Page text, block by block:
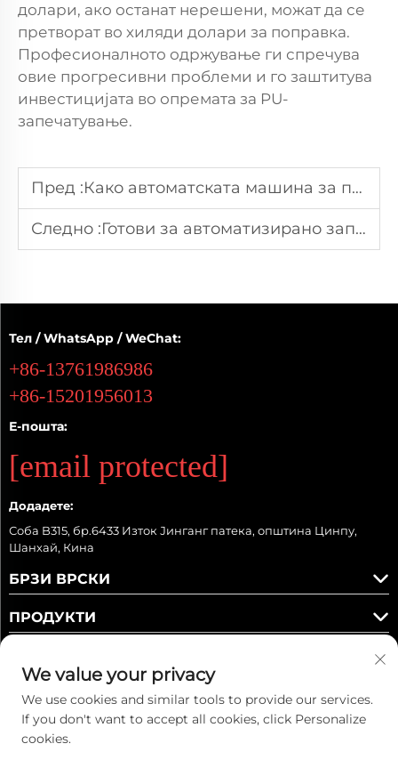
долари, ако останат нерешени, можат да се
претворат во хиляди долари за поправка.
Професионалното одржување ги спречува
овие прогресивни проблеми и го заштитува
инвестицијата во опремата за PU-
запечатување.
Пред :Како автоматската машина за пена-затворачи на KAIWEI ја трансформира производствената линија?
Следно :Готови за автоматизирано запечатување? Откријте машина за пенасти уплотнителни ленти од KAIWEI.
Тел / WhatsApp / WeChat:
+86-13761986986
+86-15201956013
Е-пошта:
[email protected]
Додадете:
Соба B315, бр.6433 Изток Јинганг патека, општина Цинпу,
Шанхай, Кина
БРЗИ ВРСКИ
ПРОДУКТИ
Следете ни
We value your privacy
We use cookies and similar tools to provide our services.
If you don't want to accept all cookies, click Personalize
cookies.